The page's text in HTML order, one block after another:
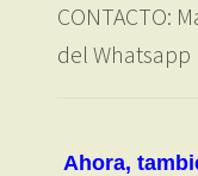
CONTACTO:
del Whatsapp
Ahora,